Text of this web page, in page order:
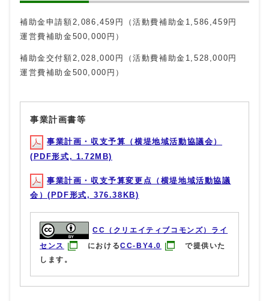
補助金申請額2,086,459円（活動費補助金1,586,459円
運営費補助金500,000円）
補助金交付額2,028,000円（活動費補助金1,528,000円
運営費補助金500,000円）
事業計画書等
事業計画・収支予算（横堤地域活動協議会）
(PDF形式, 1.72MB)
事業計画・収支予算変更点（横堤地域活動協議
会）(PDF形式, 376.38KB)
CC（クリエイティブコモンズ）ライ
センス
におけるCC-BY4.0
で提供いた
します。